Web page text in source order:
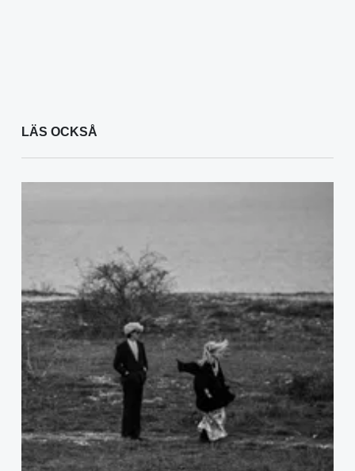
LÄS OCKSÅ